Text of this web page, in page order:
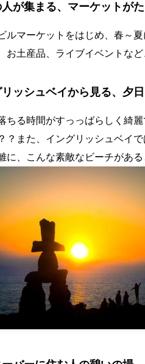
が集まる、マーケットが
ルマーケットをはじめ、春～
お土産品、ライブイベントな
ッシュベイから見る、夕
ちる時間がすっっばらしく綺
？また、イングリッシュベイ
に、こんな素敵なビーチがあ